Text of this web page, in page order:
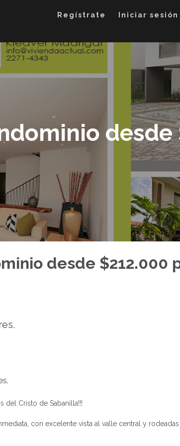
Regístrate Iniciar sesión
desde $212.000
del Cristo de Sabanilla!!!
con excelente vista al valle central y rodeadas